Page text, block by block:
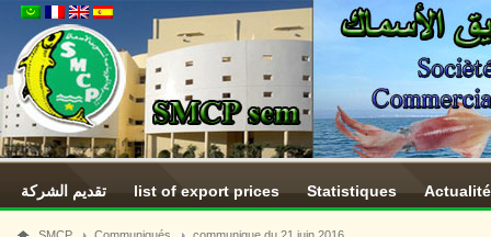
تقديم الشركة list of export prices Statistiques